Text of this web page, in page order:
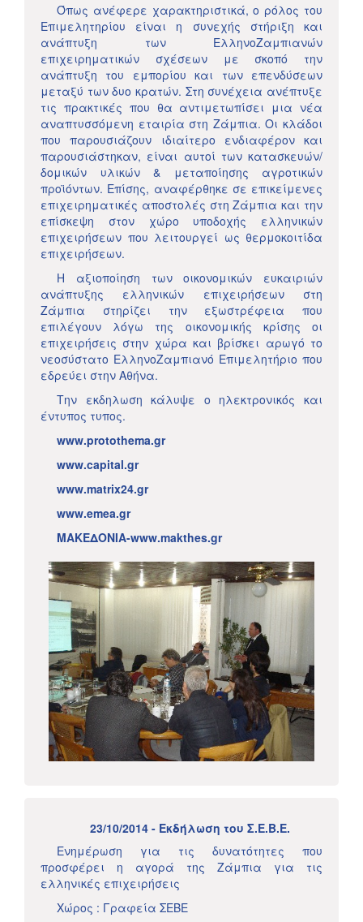
Όπως ανέφερε χαρακτηριστικά, ο ρόλος του
Επιμελητηρίου είναι η συνεχής στήριξη και
ανάπτυξη των ΕλληνοΖαμπιανών
επιχειρηματικών σχέσεων με σκοπό την
ανάπτυξη του εμπορίου και των επενδύσεων
μεταξύ των δυο κρατών. Στη συνέχεια ανέπτυξε
τις πρακτικές που θα αντιμετωπίσει μια νέα
αναπτυσσόμενη εταιρία στη Ζάμπια. Οι κλάδοι
που παρουσιάζουν ιδιαίτερο ενδιαφέρον και
παρουσιάστηκαν, είναι αυτοί των κατασκευών/
δομικών υλικών & μεταποίησης αγροτικών
προϊόντων. Επίσης, αναφέρθηκε σε επικείμενες
επιχειρηματικές αποστολές στη Ζάμπια και την
επίσκεψη στον χώρο υποδοχής ελληνικών
επιχειρήσεων που λειτουργεί ως θερμοκοιτίδα
επιχειρήσεων.
Η αξιοποίηση των οικονομικών ευκαιριών
ανάπτυξης ελληνικών επιχειρήσεων στη
Ζάμπια στηρίζει την εξωστρέφεια που
επιλέγουν λόγω της οικονομικής κρίσης οι
επιχειρήσεις στην χώρα και βρίσκει αρωγό το
νεοσύστατο ΕλληνοΖαμπιανό Επιμελητήριο που
εδρεύει στην Αθήνα.
Την εκδηλωση κάλυψε ο ηλεκτρονικός και
έντυπος τυπος.
www.protothema.gr
www.capital.gr
www.matrix24.gr
www.emea.gr
ΜΑΚΕΔΟΝΙΑ-www.makthes.gr
23/10/2014 - Εκδήλωση του Σ.Ε.Β.Ε.
Ενημέρωση για τις δυνατότητες που
προσφέρει η αγορά της Ζάμπια για τις
ελληνικές επιχειρήσεις
Χώρος : Γραφεία ΣΕΒΕ